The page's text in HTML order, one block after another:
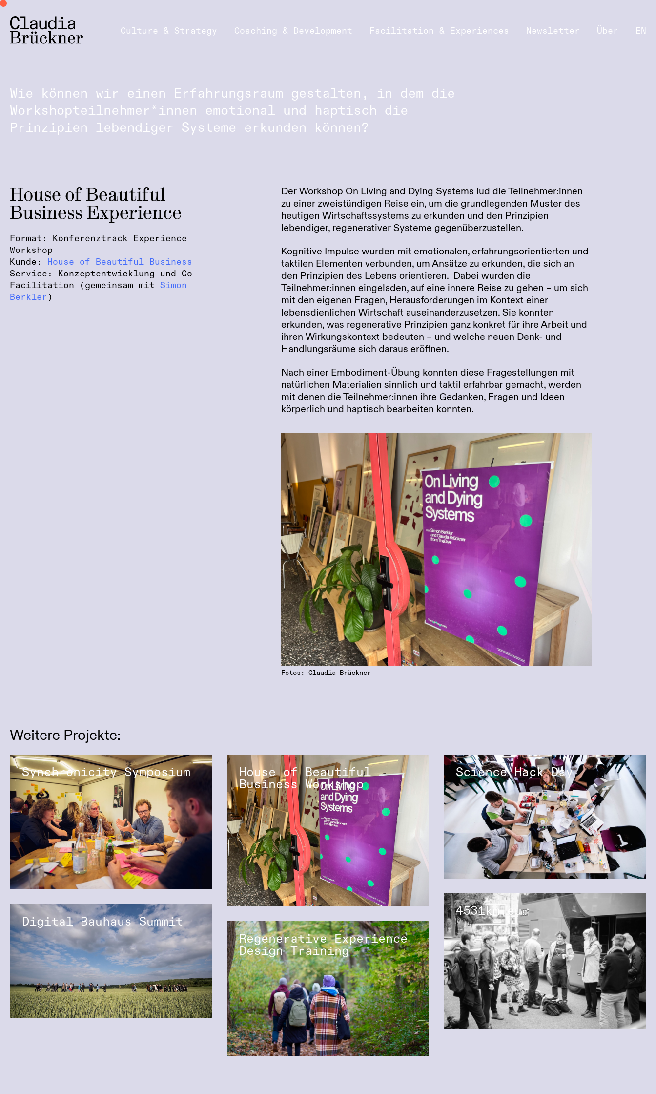
Culture & Strategy Coaching & Development Facilitation & Experiences Newsletter Über EN
Wie können wir einen Erfahrungsraum gestalten, in dem die
Workshopteilnehmer*innen emotional und haptisch die
Prinzipien lebendiger Systeme erkunden können?
House of Beautiful
Business Experience
Format: Konferenztrack Experience
Workshop
Kunde:
House of Beautiful Business
Service: Konzeptentwicklung und Co-
Facilitation (gemeinsam mit Simon
Berkler )
Der Workshop On Living and Dying Systems lud die Teilnehmer:innen
zu einer zweistündigen Reise ein, um die grundlegenden Muster des
heutigen Wirtschaftssystems zu erkunden und den Prinzipien
lebendiger, regenerativer Systeme gegenüberzustellen.
Kognitive Impulse wurden mit emotionalen, erfahrungsorientierten und
taktilen Elementen verbunden, um Ansätze zu erkunden, die sich an
den Prinzipien des Lebens orientieren. Dabei wurden die
Teilnehmer:innen eingeladen, auf eine innere Reise zu gehen – um sich
mit den eigenen Fragen, Herausforderungen im Kontext einer
lebensdienlichen Wirtschaft auseinanderzusetzen. Sie konnten
erkunden, was regenerative Prinzipien ganz konkret für ihre Arbeit und
ihren Wirkungskontext bedeuten – und welche neuen Denk- und
Handlungsräume sich daraus eröffnen.
Nach einer Embodiment-Übung konnten diese Fragestellungen mit
natürlichen Materialien sinnlich und taktil erfahrbar gemacht, werden
mit denen die Teilnehmer:innen ihre Gedanken, Fragen und Ideen
körperlich und haptisch bearbeiten konnten.
Fotos: Claudia Brückner
Weitere Projekte:
Synchronicity Symposium
House of Beautiful
Business Workshop
Science Hack Day
4531km.eu
Digital Bauhaus Summit
Regenerative Experience
Design Training